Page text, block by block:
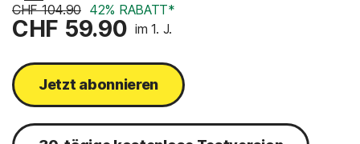
CHF 104.90 42% RABATT*
CHF 59.90 im 1. J.
Jetzt abonnieren